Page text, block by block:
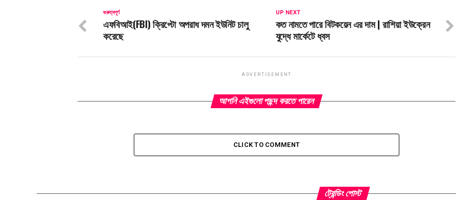
UP NEXT
কত নামতে পারে বিটকয়েন এর দাম | রাশিয়া ইউক্রেন
যুদ্ধে মার্কেটে ধ্বস
গুরুত্বপূর্ণ
এফবিআই(FBI) ক্রিপ্টো অপরাধ দমন ইউনিট চালু
করেছে
ADVERTISEMENT
আপনি এইগুলো পছন্দ করতে পারেন
CLICK TO COMMENT
ট্রেন্ডিং পোস্ট